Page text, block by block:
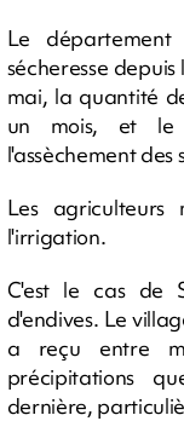
Le
sécheresse
mai, la quantité
un mois, et le
l'assèchement des
Les
l'irrigation.
C'est le cas de
d'endives. Le
a reçu entre
précipitations
dernière,